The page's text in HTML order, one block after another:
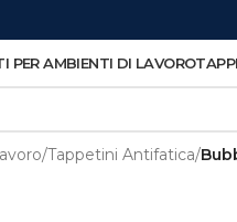
PER AMBIENTI DI LAVORO
/Tappetini Antifatica/